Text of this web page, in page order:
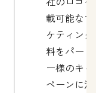
載可能な
ケティン
料をパー
ー様のキ
ペーンに